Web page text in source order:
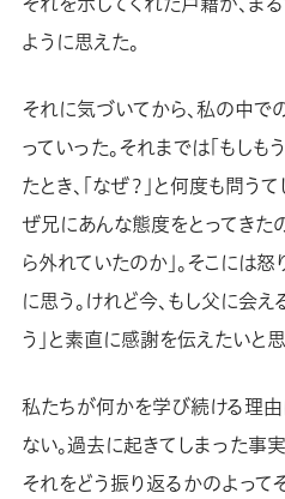
ように思えた。
それに気づいてから、私の中で
っていった。それまでは「もし
たとき、「なぜ？」と何度も問う
ぜ兄にあんな態度をとってきた
ら外れていたのか」。そこには
に思う。けれど今、もし父に会え
う」と素直に感謝を伝えたいと
私たちが何かを学び続ける理由
ない。過去に起きてしまった事
それをどう振り返るかのよって